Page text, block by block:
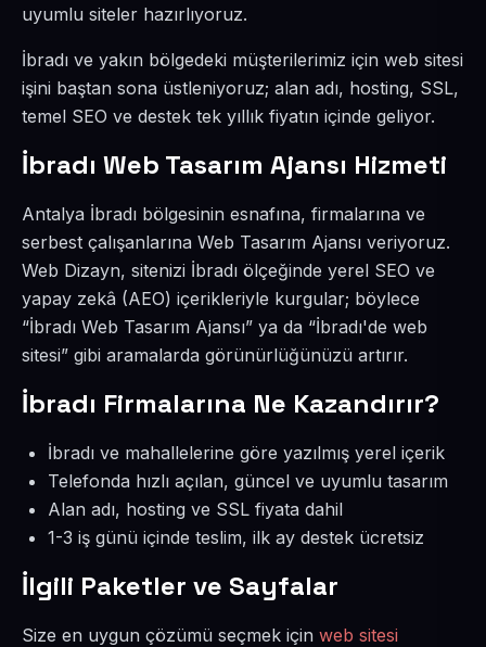
uyumlu siteler hazırlıyoruz.
İbradı ve yakın bölgedeki müşterilerimiz için web sitesi
işini baştan sona üstleniyoruz; alan adı, hosting, SSL,
temel SEO ve destek tek yıllık fiyatın içinde geliyor.
İbradı Web Tasarım Ajansı Hizmeti
Antalya İbradı bölgesinin esnafına, firmalarına ve
serbest çalışanlarına Web Tasarım Ajansı veriyoruz.
Web Dizayn, sitenizi İbradı ölçeğinde yerel SEO ve
yapay zekâ (AEO) içerikleriyle kurgular; böylece
“İbradı Web Tasarım Ajansı” ya da “İbradı'de web
sitesi” gibi aramalarda görünürlüğünüzü artırır.
İbradı Firmalarına Ne Kazandırır?
İbradı ve mahallelerine göre yazılmış yerel içerik
Telefonda hızlı açılan, güncel ve uyumlu tasarım
Alan adı, hosting ve SSL fiyata dahil
1-3 iş günü içinde teslim, ilk ay destek ücretsiz
İlgili Paketler ve Sayfalar
Size en uygun çözümü seçmek için web sitesi